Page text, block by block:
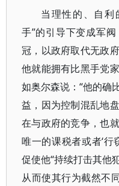
当理性的、自利
手”的引导下变成军
冠，以政府取代无政
他就能拥有比黑手党
如奥尔森说：“他的确
益，因为控制混乱地
在与政府的竞争，也
唯一的课税者或者‘行
促使他“持续打击其他
从而使其行为截然不